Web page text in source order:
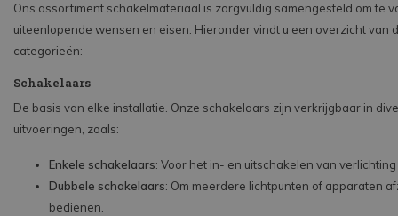
Ons assortiment schakelmateriaal is zorgvuldig samengesteld om te
uiteenlopende wensen en eisen. Hieronder vindt u een overzicht van
categorieën:
Schakelaars
De basis van elke installatie. Onze schakelaars zijn verkrijgbaar in
uitvoeringen, zoals:
Enkele schakelaars: Voor het in- en uitschakelen van
Dubbele schakelaars: Om meerdere lichtpunten of apparaten
bedienen.